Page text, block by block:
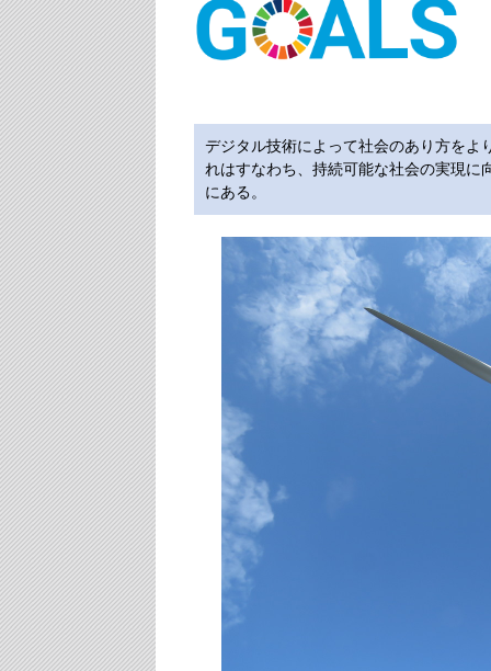
デジタル技術によって社会のあり方をよ
れはすなわち、持続可能な社会の実現に
にある。